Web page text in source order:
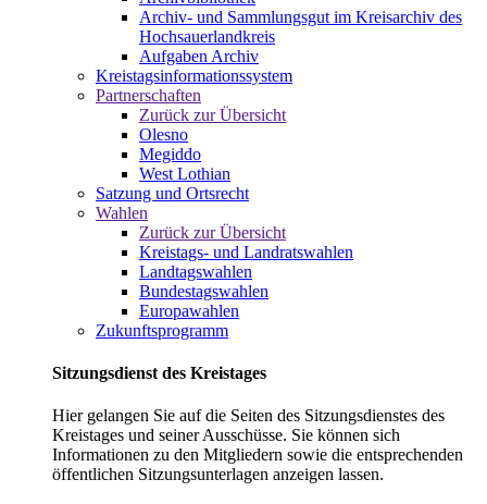
Archiv- und Sammlungsgut im Kreisarchiv des
Hochsauerlandkreis
Aufgaben Archiv
Kreistagsinformationssystem
Partnerschaften
Zurück zur Übersicht
Olesno
Megiddo
West Lothian
Satzung und Ortsrecht
Wahlen
Zurück zur Übersicht
Kreistags- und Landratswahlen
Landtagswahlen
Bundestagswahlen
Europawahlen
Zukunftsprogramm
Sitzungsdienst des Kreistages
Hier gelangen Sie auf die Seiten des Sitzungsdienstes des
Kreistages und seiner Ausschüsse. Sie können sich
Informationen zu den Mitgliedern sowie die entsprechenden
öffentlichen Sitzungsunterlagen anzeigen lassen.